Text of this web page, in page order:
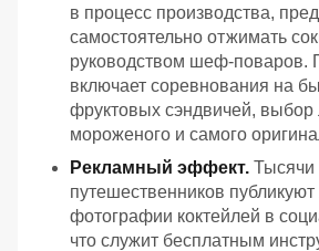
в процесс производства,
самостоятельно отжимать
руководством шеф-поваров.
включает соревнования на
фруктовых сэндвичей, выбор
мороженого и самого
Рекламный эффект. Тысячи
путешественников публикуют
фотографии коктейлей в
что служит бесплатным